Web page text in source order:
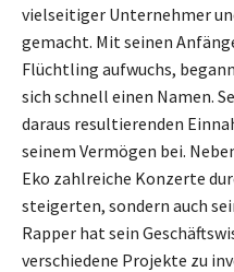
vielseitiger Unternehmer
gemacht. Mit seinen
Flüchtling aufwuchs,
sich schnell einen Namen.
daraus resultierenden
seinem Vermögen bei.
Eko zahlreiche Konzerte
steigerten, sondern auch
Rapper hat sein
verschiedene Projekte zu